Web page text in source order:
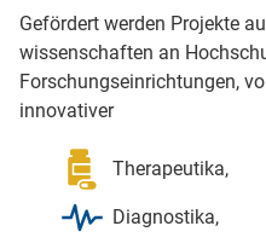
Gefördert werden Projekte
wissenschaften an
Forschungs­einrichtungen,
innovativer
Therapeutika,
Diagnostika,